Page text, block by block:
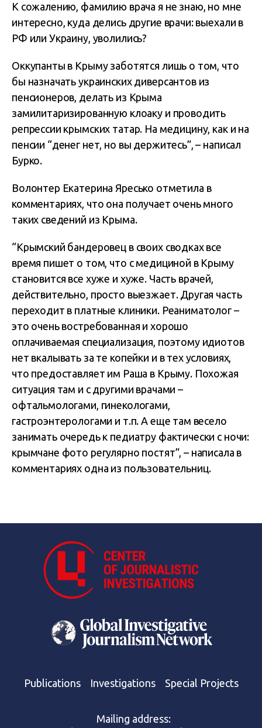
К сожалению, фамилию врача я не знаю, но мне
интересно, куда делись другие врачи: выехали в
РФ или Украину, уволились?
Оккупанты в Крыму заботятся лишь о том, что
бы назначать украинских диверсантов из
пенсионеров, делать из Крыма
замилитаризированную клоаку и проводить
репрессии крымских татар. На медицину, как и на
пенсии “денег нет, но вы держитесь”, – написал
Бурко.
Волонтер Екатерина Яресько отметила в
комментариях, что она получает очень много
таких сведений из Крыма.
“Крымский бандеровец в своих сводках все
время пишет о том, что с медициной в Крыму
становится все хуже и хуже. Часть врачей,
действительно, просто выезжает. Другая часть
переходит в платные клиники. Реаниматолог –
это очень востребованная и хорошо
оплачиваемая специализация, поэтому идиотов
нет вкалывать за те копейки и в тех условиях,
что предоставляет им Раша в Крыму. Похожая
ситуация там и с другими врачами –
офтальмологами, гинекологами,
гастроэнтерологами и т.п. А еще там весело
занимать очередь к педиатру фактически с ночи:
крымчане фото регулярно постят”, – написала в
комментариях одна из пользовательниц.
Publications Investigations Special Projects
Mailing address: